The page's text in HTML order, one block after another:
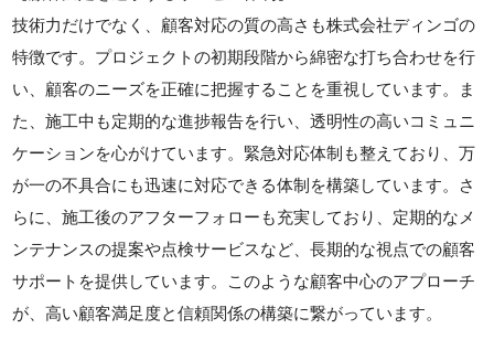
技術力だけでなく、顧客対応の質の高さも株式会社ディンゴの
特徴です。プロジェクトの初期段階から綿密な打ち合わせを行
い、顧客のニーズを正確に把握することを重視しています。ま
た、施工中も定期的な進捗報告を行い、透明性の高いコミュニ
ケーションを心がけています。緊急対応体制も整えており、万
が一の不具合にも迅速に対応できる体制を構築しています。さ
らに、施工後のアフターフォローも充実しており、定期的なメ
ンテナンスの提案や点検サービスなど、長期的な視点での顧客
サポートを提供しています。このような顧客中心のアプローチ
が、高い顧客満足度と信頼関係の構築に繋がっています。